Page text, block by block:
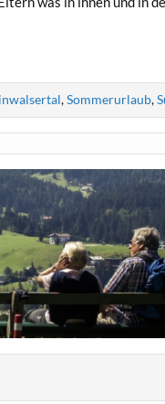
,Sommerurlaub,